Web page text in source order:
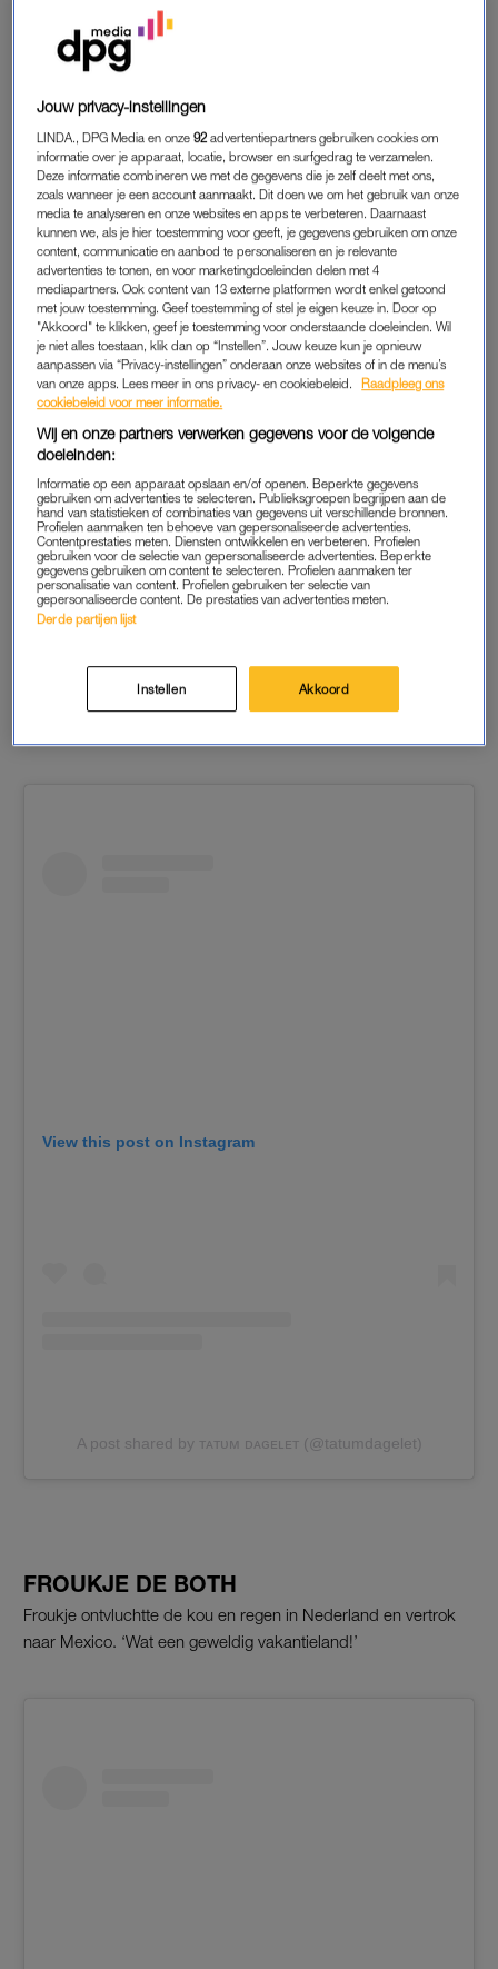
View this post on Instagram
A post shared by Monica Geuze (@monicageuze)
Daar komt de bruid, daar komt de bruid… Tatum oefent alvast
voor haar scène in het NPO-programmaVan Vader naar
View this post on Instagram
A post shared by ᴛᴀᴛᴜᴍ ᴅᴀɢᴇʟᴇᴛ (@tatumdagelet)
FROUKJE DE BOTH
Froukje ontvluchtte de kou en regen in Nederland en vertrok
naar Mexico. ‘Wat een geweldig vakantieland!’
Jouw privacy-instellingen
LINDA., DPG Media en onze92 advertentiepartners gebruiken cookies om
informatie over je apparaat, locatie, browser en surfgedrag te verzamelen.
Deze informatie combineren we met de gegevens die je zelf deelt met ons,
zoals wanneer je een account aanmaakt. Dit doen we om het gebruik van onze
media te analyseren en onze websites en apps te verbeteren. Daarnaast
kunnen we, als je hier toestemming voor geeft, je gegevens gebruiken om onze
content, communicatie en aanbod te personaliseren en je relevante
advertenties te tonen, en voor marketingdoeleinden delen met 4
mediapartners. Ook content van 13 externe platformen wordt enkel getoond
met jouw toestemming. Geef toestemming of stel je eigen keuze in. Door op
"Akkoord" te klikken, geef je toestemming voor onderstaande doeleinden. Wil
je niet alles toestaan, klik dan op “Instellen”. Jouw keuze kun je opnieuw
aanpassen via “Privacy-instellingen” onderaan onze websites of in de menu’s
van onze apps. Lees meer in ons privacy- en cookiebeleid.
Raadpleeg ons
cookiebeleid voor meer informatie.
Wij en onze partners verwerken gegevens voor de volgende
doeleinden:
Informatie op een apparaat opslaan en/of openen. Beperkte gegevens
gebruiken om advertenties te selecteren. Publieksgroepen begrijpen aan de
hand van statistieken of combinaties van gegevens uit verschillende bronnen.
Profielen aanmaken ten behoeve van gepersonaliseerde advertenties.
Contentprestaties meten. Diensten ontwikkelen en verbeteren. Profielen
gebruiken voor de selectie van gepersonaliseerde advertenties. Beperkte
gegevens gebruiken om content te selecteren. Profielen aanmaken ter
personalisatie van content. Profielen gebruiken ter selectie van
gepersonaliseerde content. De prestaties van advertenties meten.
Derde partijen lijst
Instellen Akkoord